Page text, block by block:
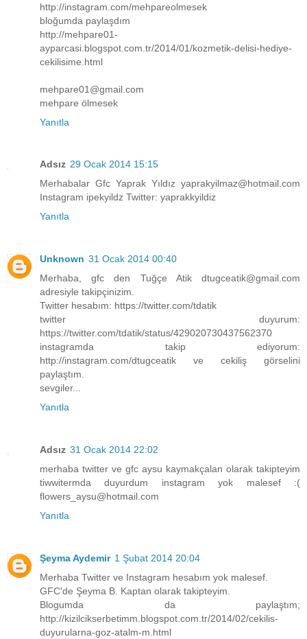
http://instagram.com/mehpareolmesek
bloğumda paylaşdım
http://mehpare01-
ayparcasi.blogspot.com.tr/2014/01/kozmetik-delisi-hediye-
cekilisime.html
mehpare01@gmail.com
mehpare ölmesek
Yanıtla
Adsız 29 Ocak 2014 15:15
Merhabalar Gfc Yaprak Yıldız yaprakyilmaz@hotmail.com
Instagram ipekyildz Twitter: yaprakkyildiz
Yanıtla
Unknown 31 Ocak 2014 00:40
Merhaba, gfc den Tuğçe Atik dtugceatik@gmail.com
adresiyle takipçinizim.
Twitter hesabım: https://twitter.com/tdatik
twitter duyurum:
https://twitter.com/tdatik/status/429020730437562370
instagramda takip ediyorum:
http://instagram.com/dtugceatik ve cekiliş görselini
paylaştım.
sevgiler...
Yanıtla
Adsız 31 Ocak 2014 22:02
merhaba twitter ve gfc aysu kaymakçalan olarak takipteyim
tiwwitermda duyurdum instagram yok malesef :(
flowers_aysu@hotmail.com
Yanıtla
Şeyma Aydemir 1 Şubat 2014 20:04
Merhaba Twitter ve Instagram hesabım yok malesef.
GFC'de Şeyma B. Kaptan olarak takipteyim.
Blogumda da paylaştım;
http://kizilcikserbetimm.blogspot.com.tr/2014/02/cekilis-
duyurularna-goz-atalm-m.html